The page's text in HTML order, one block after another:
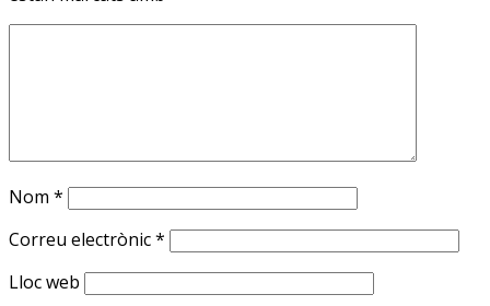
Nom *
Correu electrònic*
Lloc web